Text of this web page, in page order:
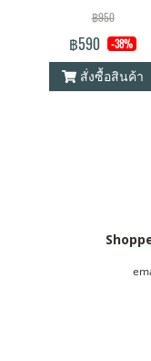
฿950
฿590 -38%
สั่งซื้อสินค้า